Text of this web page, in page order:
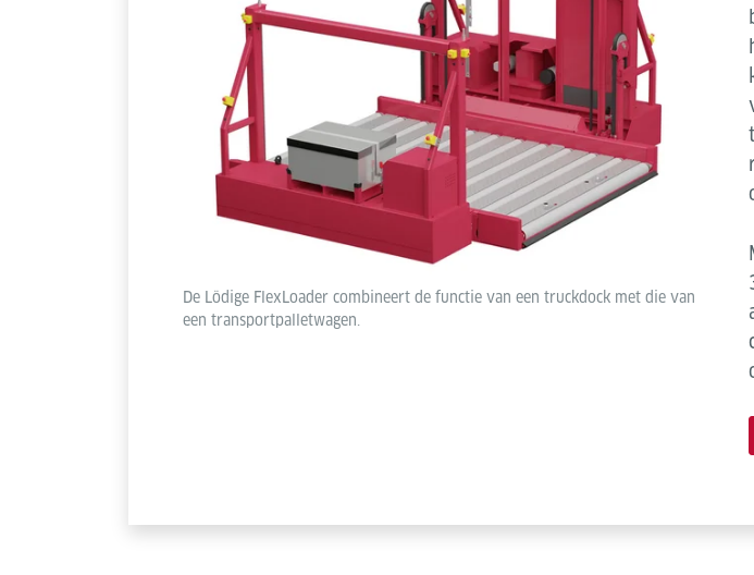
De Lödige FlexLoader combineert de functie van een truckdock met die van
een transportpalletwagen.